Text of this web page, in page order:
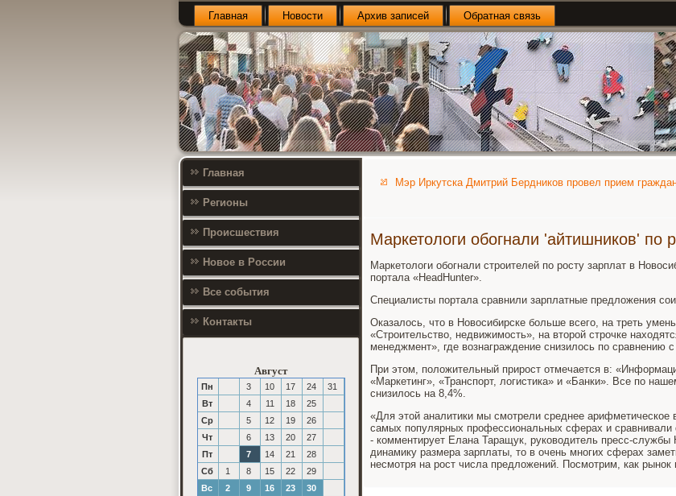
Главная Новости Архив записей Обратная связь
Главная
Регионы
Происшествия
Новое в России
Все события
Контакты
Август
Пн 3 10 17 24
31
Вт
4 11 18
25
Ср
5 12 19
26
Чт
6 13 20
27
Пт
7 14 21
28
Сб
1 8 15 22
29
Вс
2 9 16 23 30
Мэр Иркутска Дмитрий Бердников провел прием
Маркетологи обогнали 'айтишников' по
Маркетологи обогнали строителей по росту зарплат в
портала «HeadHunter».
Специалисты портала сравнили зарплатные предложения
Оказалось, что в Новосибирске больше всего, на треть
«Строительство, недвижимость», на второй строчке
менеджмент», где вознаграждение снизилось по сравнению
При этом, положительный прирост отмечается в:
«Маркетинг», «Транспорт, логистика» и «Банки». Все по
снизилось на 8,4%.
«Для этой аналитики мы смотрели среднее арифметическое
самых популярных профессиональных сферах и
- комментирует Елана Таращук, руководитель пресс-
динамику размера зарплаты, то в очень многих сферах
несмотря на рост числа предложений. Посмотрим, как